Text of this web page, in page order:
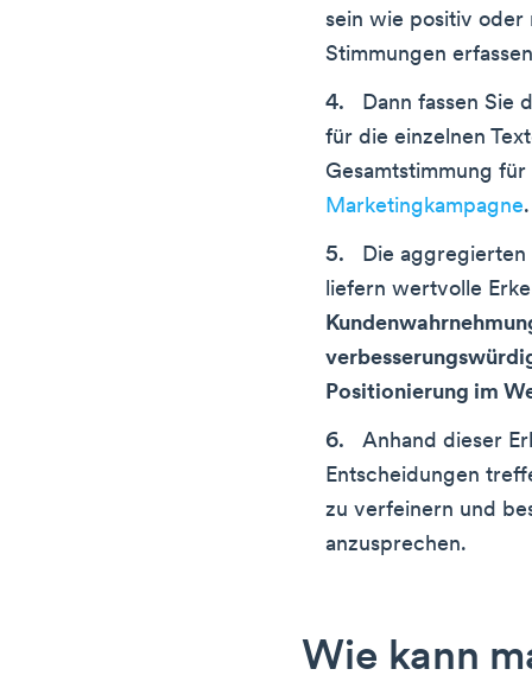
sein wie positiv
Stimmungen
Dann fassen Sie
für die einzelnen
Gesamtstimmung
Marketingkampagne.
Die aggregierten
liefern wertvolle
Positionierung im
Anhand dieser
Entscheidungen
zu verfeinern und
anzusprechen.
Wie kann